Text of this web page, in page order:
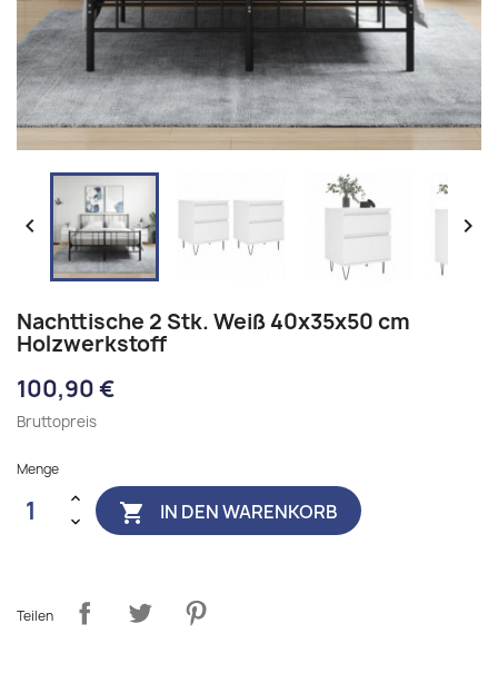
 
Nachttische 2 Stk. Weiß 40x35x50 cm
Holzwerkstoff
100,90 €
Bruttopreis
Menge
 IN DEN WARENKORB
Teilen